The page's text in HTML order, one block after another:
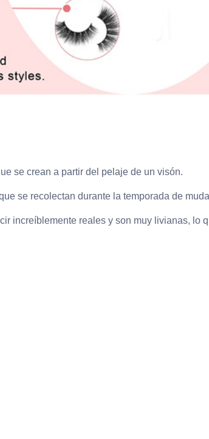
se crean a partir del pelaje de un visón.
se recolectan durante la temporada de
increíblemente reales y son muy livianas, lo